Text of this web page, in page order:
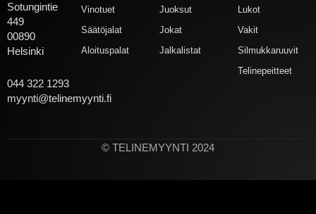
Sotungintie
449
00890
Helsinki
044 322 1293
myynti@telinemyynti.fi
Vinotuet
Säätöjalat
Aloituspalat
Juoksut
Jokat
Jalkalistat
Lukot
Vakit
Silmukkaruuvit
Telinepeitteet
© TELINEMYYNTI 2024